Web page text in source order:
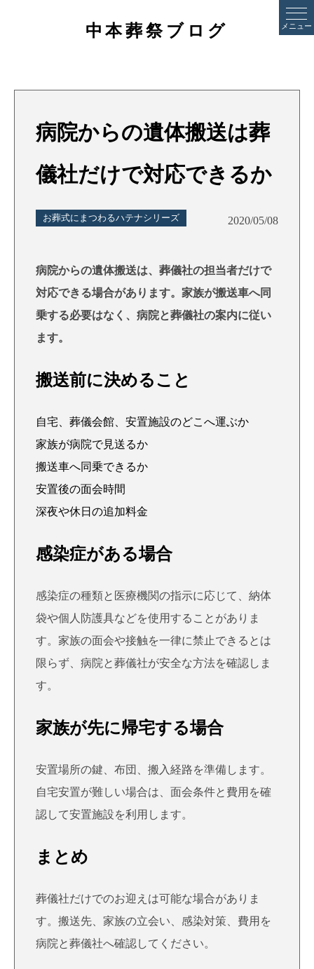
メニュー
中本葬祭ブログ
病院からの遺体搬送は葬
儀社だけで対応できるか
お葬式にまつわるハテナシリーズ 2020/05/08
病院からの遺体搬送は、葬儀社の担当者だけで
対応できる場合があります。家族が搬送車へ同
乗する必要はなく、病院と葬儀社の案内に従い
ます。
搬送前に決めること
自宅、葬儀会館、安置施設のどこへ運ぶか
家族が病院で見送るか
搬送車へ同乗できるか
安置後の面会時間
深夜や休日の追加料金
感染症がある場合
感染症の種類と医療機関の指示に応じて、納体
袋や個人防護具などを使用することがありま
す。家族の面会や接触を一律に禁止できるとは
限らず、病院と葬儀社が安全な方法を確認しま
す。
家族が先に帰宅する場合
安置場所の鍵、布団、搬入経路を準備します。
自宅安置が難しい場合は、面会条件と費用を確
認して安置施設を利用します。
まとめ
葬儀社だけでのお迎えは可能な場合がありま
す。搬送先、家族の立会い、感染対策、費用を
病院と葬儀社へ確認してください。